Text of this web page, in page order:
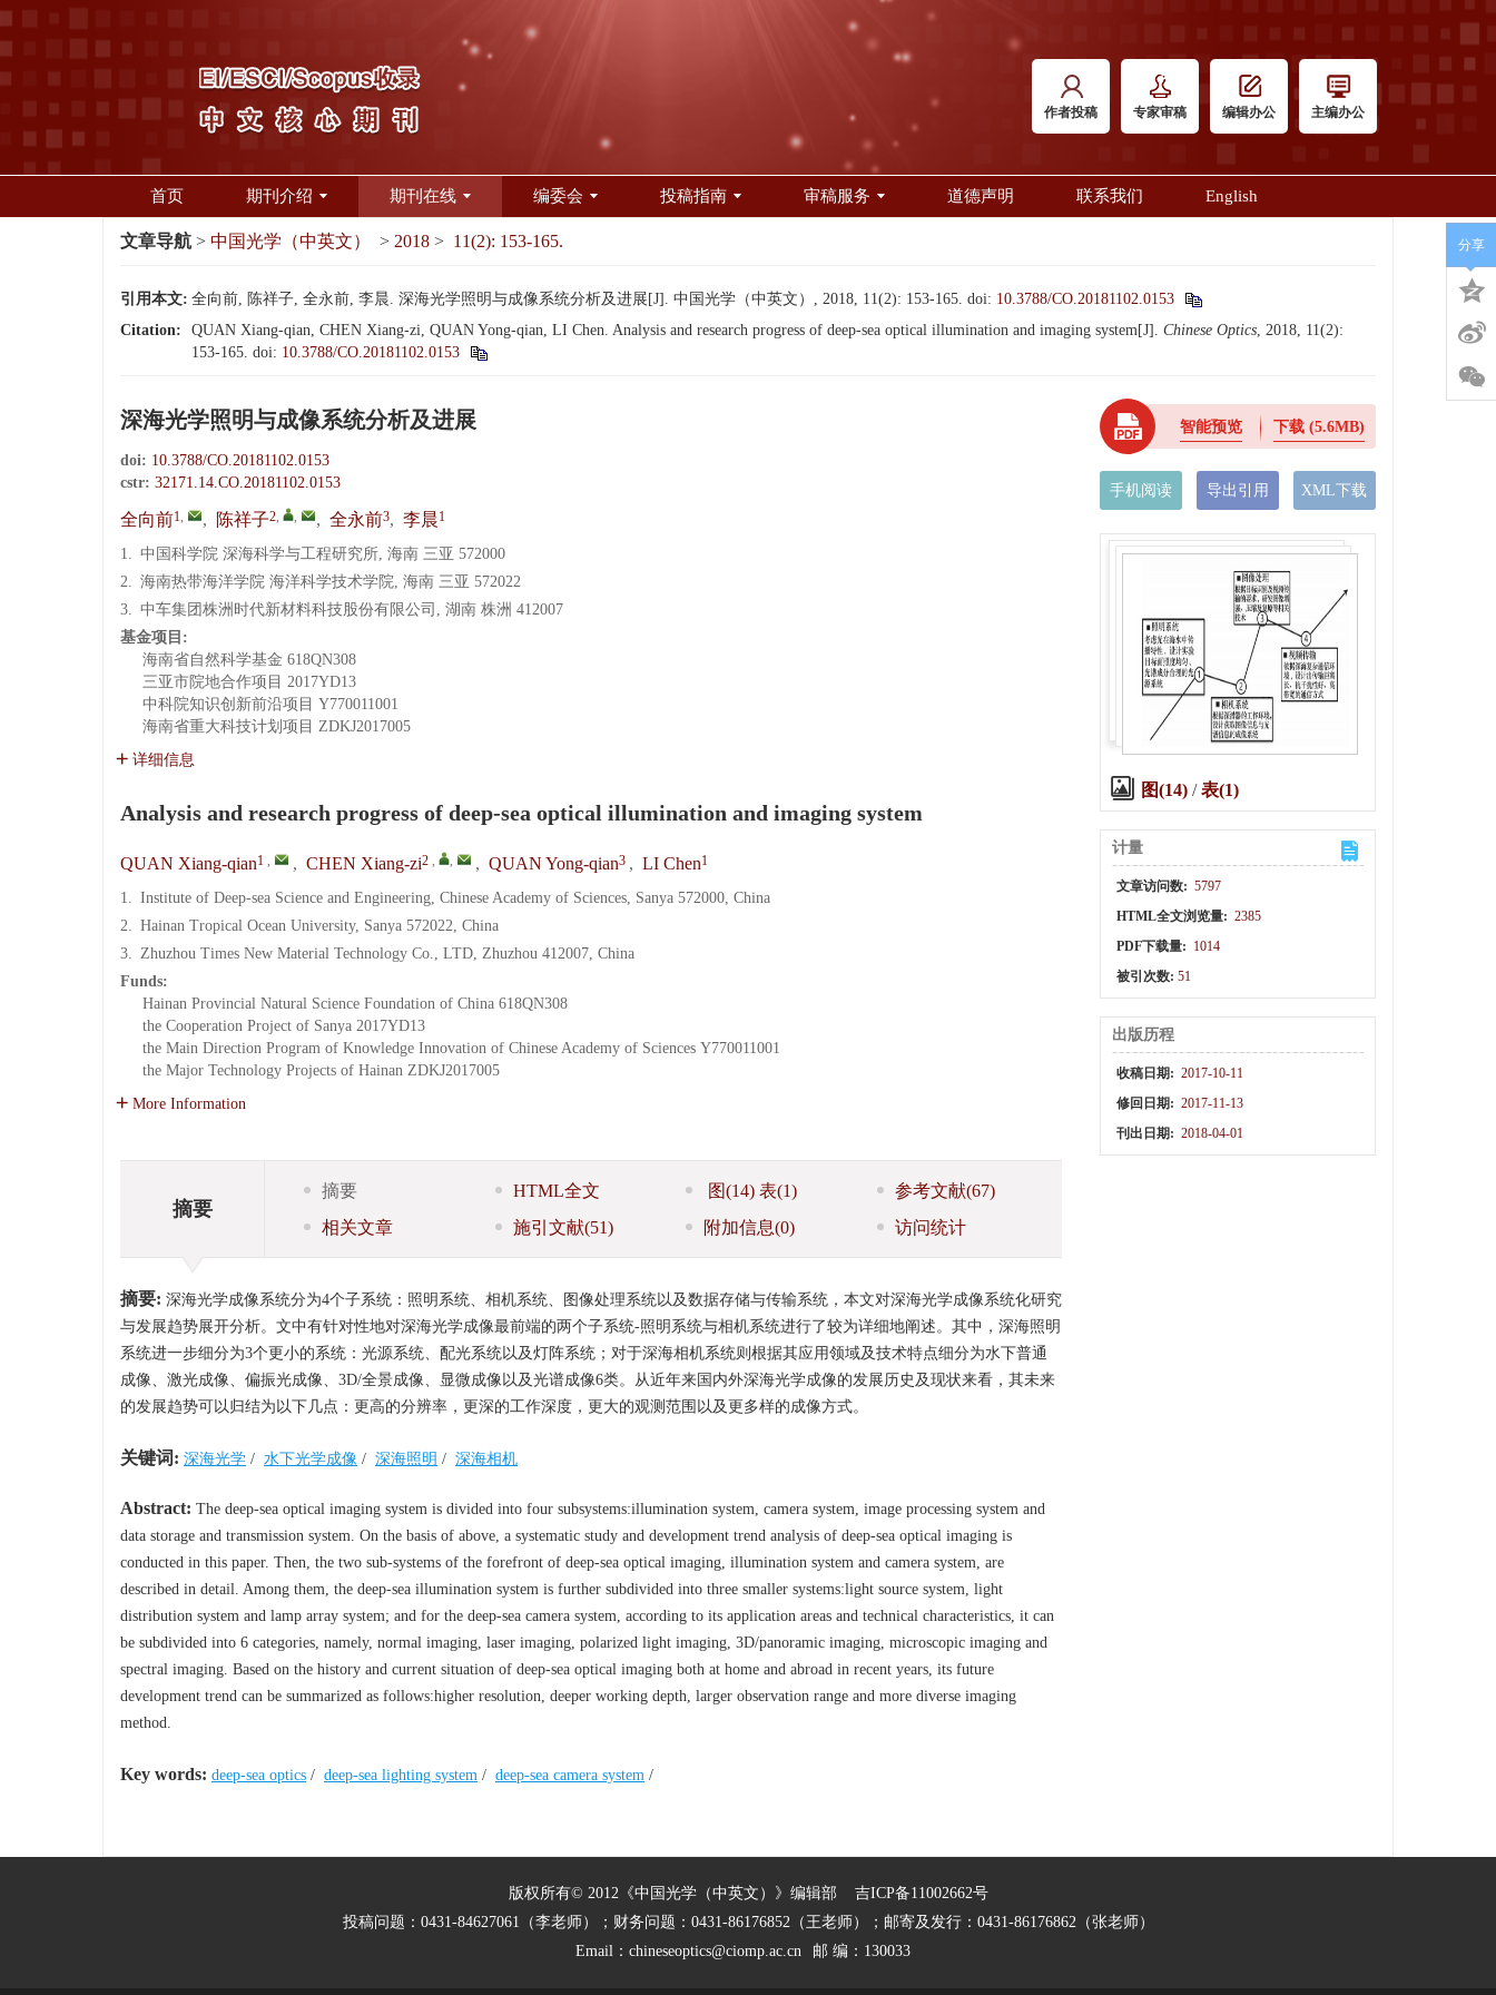
作者投稿 专家审稿 编辑办公 主编办公
首页 期刊介绍 期刊在线 编委会 投稿指南 审稿服务 道德声明 联系我们 English
文章导航 > 中国光学（中英文） > 2018 > 11(2): 153-165.
引用本文: 全向前, 陈祥子, 全永前, 李晨. 深海光学照明与成像系统分析及进展[J]. 中国光学（中英文）, 2018, 11(2): 153-165. doi: 10.3788/CO.20181102.0153
Citation:
QUAN Xiang-qian, CHEN Xiang-zi, QUAN Yong-qian, LI Chen. Analysis and research progress of deep-sea optical illumination and imaging system[J]. Chinese Optics, 2018, 11(2):
153-165. doi: 10.3788/CO.20181102.0153
深海光学照明与成像系统分析及进展
doi: 10.3788/CO.20181102.0153
cstr: 32171.14.CO.20181102.0153
全向前1, , 陈祥子2, , , 全永前3, 李晨1
1. 中国科学院 深海科学与工程研究所, 海南 三亚 572000
2. 海南热带海洋学院 海洋科学技术学院, 海南 三亚 572022
3. 中车集团株洲时代新材料科技股份有限公司, 湖南 株洲 412007
基金项目:
海南省自然科学基金 618QN308
三亚市院地合作项目 2017YD13
中科院知识创新前沿项目 Y770011001
海南省重大科技计划项目 ZDKJ2017005
详细信息
Analysis and research progress of deep-sea optical illumination and imaging system
QUAN Xiang-qian1 , , CHEN Xiang-zi2 , , , QUAN Yong-qian3 , LI Chen1
1. Institute of Deep-sea Science and Engineering, Chinese Academy of Sciences, Sanya 572000, China
2. Hainan Tropical Ocean University, Sanya 572022, China
3. Zhuzhou Times New Material Technology Co., LTD, Zhuzhou 412007, China
Funds:
Hainan Provincial Natural Science Foundation of China 618QN308
the Cooperation Project of Sanya 2017YD13
the Main Direction Program of Knowledge Innovation of Chinese Academy of Sciences Y770011001
the Major Technology Projects of Hainan ZDKJ2017005
More Information
摘要
摘要 HTML全文 图(14) 表(1) 参考文献(67)
相关文章
施引文献(51) 附加信息(0) 访问统计
摘要: 深海光学成像系统分为4个子系统：照明系统、相机系统、图像处理系统以及数据存储与传输系统，本文对深海光学成像系统化研究
与发展趋势展开分析。文中有针对性地对深海光学成像最前端的两个子系统-照明系统与相机系统进行了较为详细地阐述。其中，深海照明
系统进一步细分为3个更小的系统：光源系统、配光系统以及灯阵系统；对于深海相机系统则根据其应用领域及技术特点细分为水下普通
成像、激光成像、偏振光成像、3D/全景成像、显微成像以及光谱成像6类。从近年来国内外深海光学成像的发展历史及现状来看，其未来
的发展趋势可以归结为以下几点：更高的分辨率，更深的工作深度，更大的观测范围以及更多样的成像方式。
关键词: 深海光学 / 水下光学成像 / 深海照明 / 深海相机
Abstract: The deep-sea optical imaging system is divided into four subsystems:illumination system, camera system, image processing system and
data storage and transmission system. On the basis of above, a systematic study and development trend analysis of deep-sea optical imaging is
conducted in this paper. Then, the two sub-systems of the forefront of deep-sea optical imaging, illumination system and camera system, are
described in detail. Among them, the deep-sea illumination system is further subdivided into three smaller systems:light source system, light
distribution system and lamp array system; and for the deep-sea camera system, according to its application areas and technical characteristics, it can
be subdivided into 6 categories, namely, normal imaging, laser imaging, polarized light imaging, 3D/panoramic imaging, microscopic imaging and
spectral imaging. Based on the history and current situation of deep-sea optical imaging both at home and abroad in recent years, its future
development trend can be summarized as follows:higher resolution, deeper working depth, larger observation range and more diverse imaging
method.
Key words: deep-sea optics / deep-sea lighting system / deep-sea camera system /
智能预览 下载 (5.6MB)
手机阅读 导出引用 XML下载
图(14)/表(1)
计量
文章访问数: 5797
HTML全文浏览量: 2385
PDF下载量: 1014
被引次数: 51
出版历程
收稿日期: 2017-10-11
修回日期: 2017-11-13
刊出日期: 2018-04-01
分享
版权所有© 2012《中国光学（中英文）》编辑部 吉ICP备11002662号
投稿问题：0431-84627061（李老师）；财务问题：0431-86176852（王老师）；邮寄及发行：0431-86176862（张老师）
Email： chineseoptics@ciomp.ac.cn 邮 编：130033